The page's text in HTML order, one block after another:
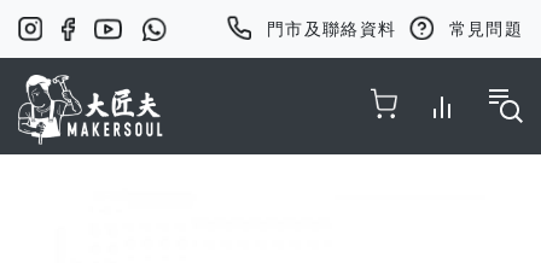
門市及聯絡資料 常見問題